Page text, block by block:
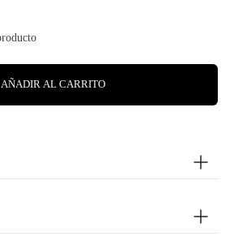
AÑADIR AL CARRITO